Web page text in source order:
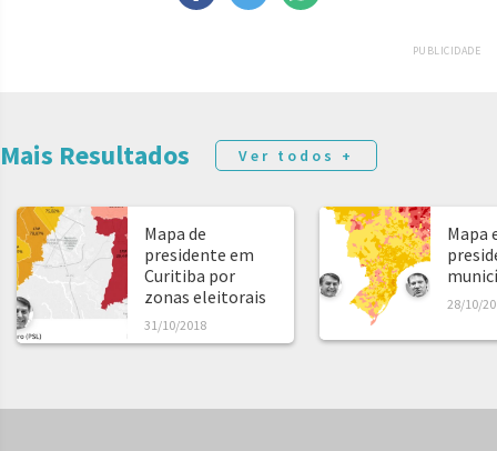
PUBLICIDADE
Mais Resultados Ver todos +
Mapa de
presidente em
Curitiba por
zonas eleitorais
31/10/2018
Mapa
28/10/